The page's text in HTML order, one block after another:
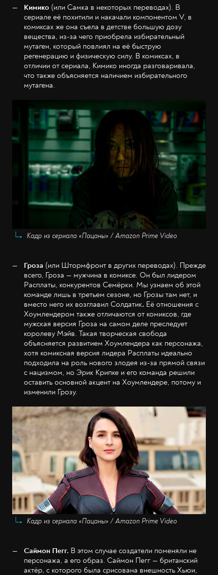
Кимико (или Самка в некоторых переводах). В
сериале её похитили и накачали компонентом V, в
комиксах же она съела в детстве большую дозу
вещества, из-за чего приобрела избирательный
мутаген, который повлиял на её быструю
регенерацию и физическую силу. В комиксах, в
отличии от сериала, Кимико иногда разговаривала,
что также объясняется наличием избирательного
мутагена.
Кадр из сериала «Пацаны» / Amazon Prime Video
Гроза (или Штормфронт в других переводах). Прежде
всего, Гроза — мужчина в комиксе. Он был лидером
Расплаты, конкурентов Семёрки. Мы узнаем об этой
команде лишь в третьем сезоне, но Грозы там нет, и
вместо него их возглавил Солдатик. Её отношения с
Хоумлендером также отличаются от комиксов, где
мужская версия Гроза на самом деле преследует
королеву Мэйв. Такая творческая свобода
объясняется развитием Хоумлендера как персонажа,
хотя комиксная версия лидера Расплаты идеально
подходила на роль нового злодея из-за прямой связи
с нацизмом, но Эрик Крипке и его команда решили
оставить основной акцент на Хоумлендере, потому и
изменили Грозу.
Кадр из сериала «Пацаны» / Amazon Prime Video
Саймон Пегг. В этом случае создатели поменяли не
персонажа, а его образ. Саймон Пегг — британский
актёр, с которого была срисована внешность Хьюи,